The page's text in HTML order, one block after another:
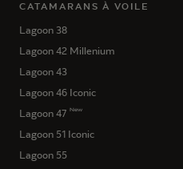
CATAMARANS À VOILE
Lagoon 38
Lagoon 42 Millenium
Lagoon 43
Lagoon 46 Iconic
Lagoon 47 New
Lagoon 51 Iconic
Lagoon 55